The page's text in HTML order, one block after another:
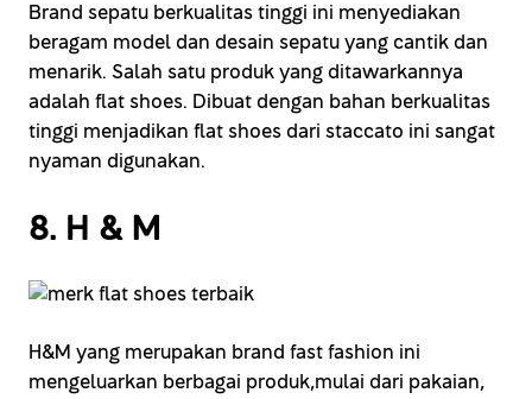
Brand sepatu berkualitas tinggi ini menyediakan
beragam model dan desain sepatu yang cantik dan
menarik. Salah satu produk yang ditawarkannya
adalah flat shoes. Dibuat dengan bahan berkualitas
tinggi menjadikan flat shoes dari staccato ini sangat
nyaman digunakan.
8. H & M
H&M yang merupakan brand fast fashion ini
mengeluarkan berbagai produk,mulai dari pakaian,